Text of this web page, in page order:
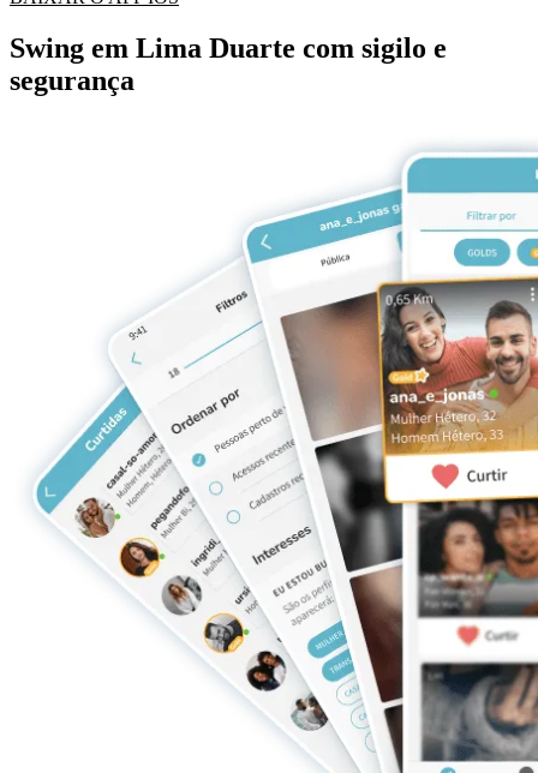
Swing em Lima Duarte com sigilo e
segurança